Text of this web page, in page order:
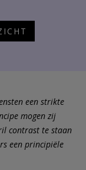
een strikte
mogen zij
contrast te staan
een principiële